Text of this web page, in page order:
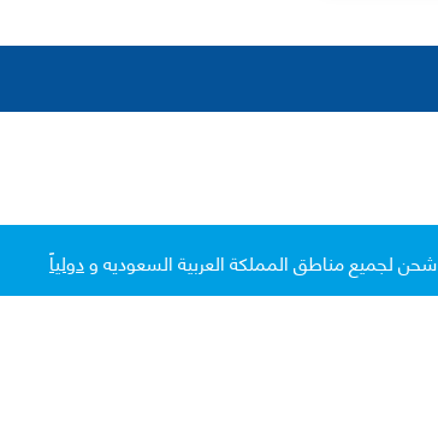
شحن لجميع مناطق المملكة العربية السعوديه ودولياً